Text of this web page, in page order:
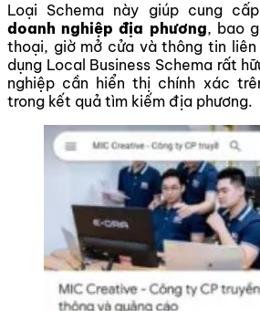
Loại Schema này giúp cung
doanh nghiệp địa phương, bao
thoại, giờ mở cửa và thông tin
dụng Local Business Schema rất
nghiệp cần hiển thị chính xác
trong kết quả tìm kiếm địa phương.